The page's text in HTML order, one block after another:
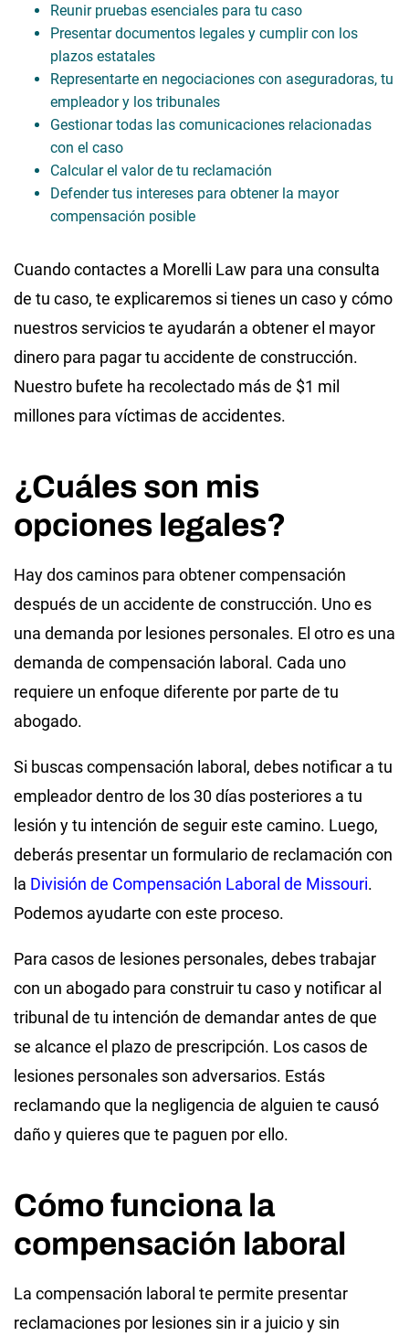
Reunir pruebas esenciales para tu caso
Presentar documentos legales y cumplir con los
plazos estatales
Representarte en negociaciones con aseguradoras, tu
empleador y los tribunales
Gestionar todas las comunicaciones relacionadas
con el caso
Calcular el valor de tu reclamación
Defender tus intereses para obtener la mayor
compensación posible
Cuando contactes a Morelli Law para una consulta
de tu caso, te explicaremos si tienes un caso y cómo
nuestros servicios te ayudarán a obtener el mayor
dinero para pagar tu accidente de construcción.
Nuestro bufete ha recolectado más de $1 mil
millones para víctimas de accidentes.
¿Cuáles son mis
opciones legales?
Hay dos caminos para obtener compensación
después de un accidente de construcción. Uno es
una demanda por lesiones personales. El otro es una
demanda de compensación laboral. Cada uno
requiere un enfoque diferente por parte de tu
abogado.
Si buscas compensación laboral, debes notificar a tu
empleador dentro de los 30 días posteriores a tu
lesión y tu intención de seguir este camino. Luego,
deberás presentar un formulario de reclamación con
la División de Compensación Laboral de Missouri.
Podemos ayudarte con este proceso.
Para casos de lesiones personales, debes trabajar
con un abogado para construir tu caso y notificar al
tribunal de tu intención de demandar antes de que
se alcance el plazo de prescripción. Los casos de
lesiones personales son adversarios. Estás
reclamando que la negligencia de alguien te causó
daño y quieres que te paguen por ello.
Cómo funciona la
compensación laboral
La compensación laboral te permite presentar
reclamaciones por lesiones sin ir a juicio y sin